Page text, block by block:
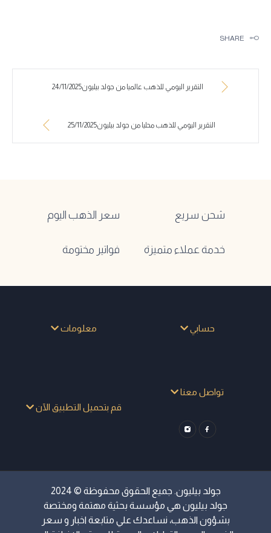
SHARE
التقرير اليومي للذهب عالميا من جولد بيليون24/11/2025
التقرير اليومي للذهب محليا من جولد بيليون25/11/2025
شحن سريع سعر الذهب اليوم
خدمة عملاء متميزة فواتير مختومة
حسابي معلومات
تواصل معنا
قم بتحميل التطبيق الآن
جولد بيليون. جميع الحقوق محفوظة © 2024
جولد بيليون هي مؤسسة بحثية مهتمة ومختصة
بشؤون الذهب، نساعدك علي متابعة اخبار و سعر